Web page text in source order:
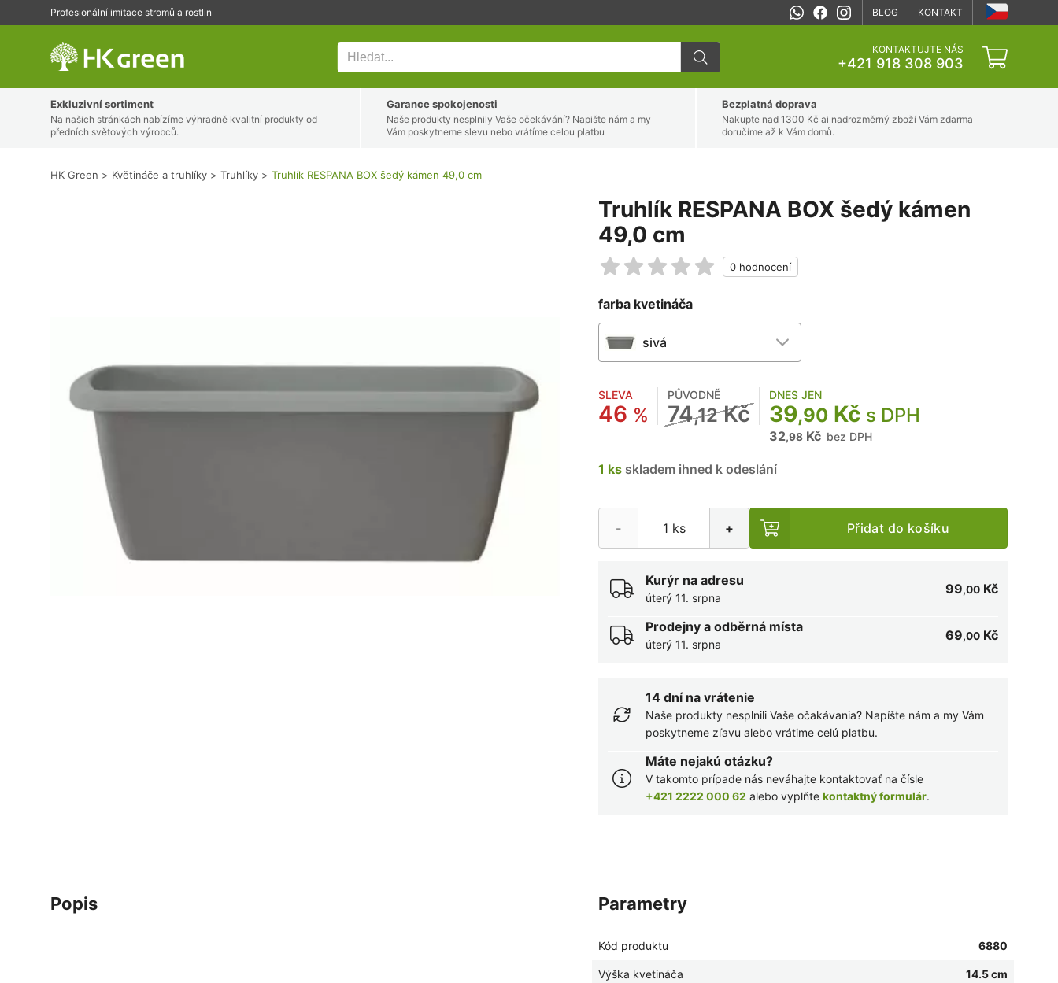
Profesionální imitace stromů a rostlin BLOG
KONTAKT
KONTAKTUJTE NÁS
+421 918 308 903
HK Green Květináče a truhlíky Truhlíky Truhlík RESPANA BOX šedý kámen 49,0 cm
Exkluzivní sortiment
Na našich stránkách nabízíme výhradně kvalitní produkty od
předních světových výrobců.
Garance spokojenosti
Naše produkty nesplnily Vaše očekávání? Napište nám a my
Vám poskytneme slevu nebo vrátíme celou platbu
Bezplatná doprava
Nakupte nad 1300 Kč ai nadrozměrný zboží Vám zdarma
doručíme až k Vám domů.
Truhlík RESPANA BOX šedý kámen
49,0 cm
farba kvetináča
sivá
SLEVA
46 %
PŮVODNĚ
74,12Kč
DNES JEN
39,90 Kč s DPH
32,98 Kč bez DPH
1 ks skladem ihned k odeslání
- + Přidat do košíku
Kurýr na adresu
úterý 11. srpna
99,00 Kč
Prodejny a odběrná místa
úterý 11. srpna
69,00 Kč
14 dní na vrátenie
Naše produkty nesplnili Vaše očakávania? Napíšte nám a my Vám
poskytneme zľavu alebo vrátime celú platbu.
Máte nejakú otázku?
V takomto prípade nás neváhajte kontaktovať na čísle
+421 2222 000 62 alebo vyplňte kontaktný formulár.
popis parametry
Kód produktu 6880
Výška kvetináča 14.5 cm